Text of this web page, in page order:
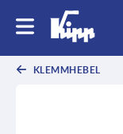
KLEMMHEBEL